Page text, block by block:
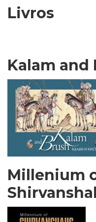
Livros
Kalam and
Millenium